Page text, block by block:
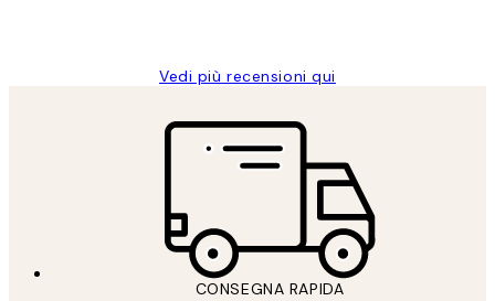
Vedi più recensioni qui
CONSEGNA RAPIDA